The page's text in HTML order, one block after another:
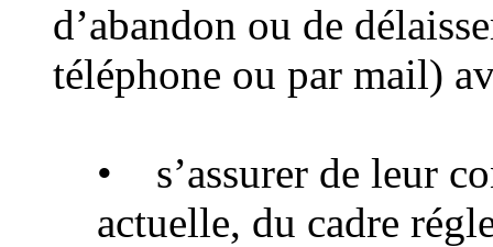
d’abandon ou de
téléphone ou par mail)
• s’assurer de leur
actuelle, du cadre